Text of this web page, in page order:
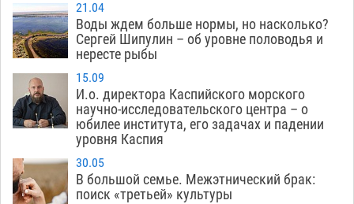
21.04
Воды ждем больше нормы, но насколько?
Сергей Шипулин – об уровне половодья и
нересте рыбы
15.09
И.о. директора Каспийского морского
научно-исследовательского центра – о
юбилее института, его задачах и падении
уровня Каспия
30.05
В большой семье. Межэтнический брак:
поиск «третьей» культуры